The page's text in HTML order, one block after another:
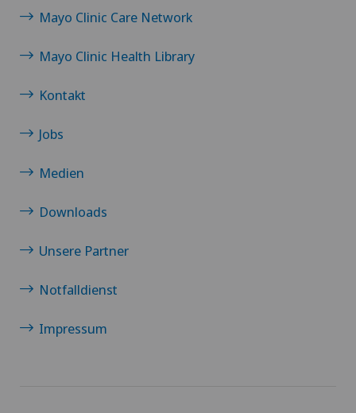
Mayo Clinic Care Network
Mayo Clinic Health Library
Kontakt
Jobs
Medien
Downloads
Unsere Partner
Notfalldienst
Impressum